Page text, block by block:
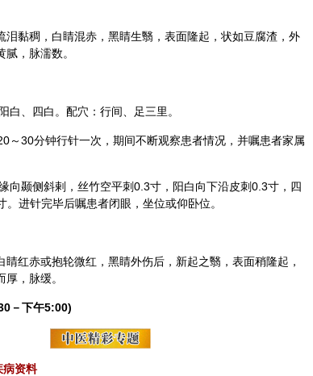
黏稠，白睛混赤，黑睛生翳，表面隆起，状如豆腐渣，外
，脉濡数。
阳白 、四白。配穴： 行间 、足三里。
～30分钟行针一次，期间不断观察患者情况，并嘱患者家属
向颞侧斜剌，丝竹空平刺0.3寸，阳白向下沿皮刺0.3寸，四
进针完毕后嘱患者闭眼，坐位或仰卧位。
红赤或抱轮微红，黑睛外伤后，新起之翳，表面稍隆起，
厚，脉缓。
－下午5:00)
病资料